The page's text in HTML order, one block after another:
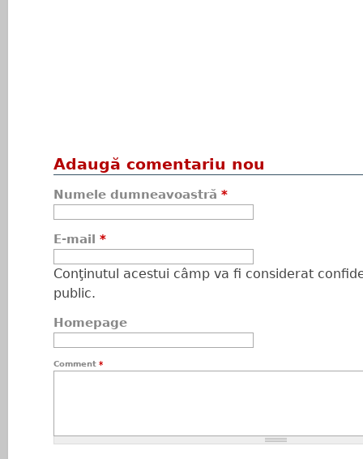
Adaugă comentariu nou
Numele dumneavoastră *
E-mail *
Conţinutul acestui câmp va fi considerat
public.
Homepage
Comment *